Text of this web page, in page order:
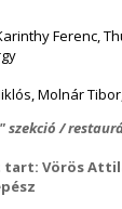
Ferenc,
Molnár
szekció/
tart: Vörös